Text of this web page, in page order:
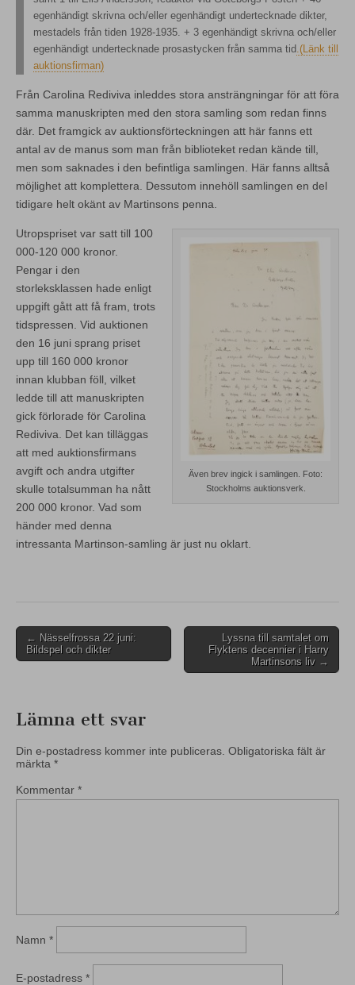
egenhändigt skrivna och/eller egenhändigt undertecknade dikter,
mestadels från tiden 1928-1935. + 3 egenhändigt skrivna och/eller
egenhändigt undertecknade prosastycken från samma tid .(Länk till
auktionsfirman)
Från Carolina Rediviva inleddes stora ansträngningar för att föra
samma manuskripten med den stora samling som redan finns
där. Det framgick av auktionsförteckningen att här fanns ett
antal av de manus som man från biblioteket redan kände till,
men som saknades i den befintliga samlingen. Här fanns alltså
möjlighet att komplettera. Dessutom innehöll samlingen en del
tidigare helt okänt av Martinsons penna.
Även brev ingick i samlingen. Foto:
Stockholms auktionsverk.
Utropspriset var satt till 100
000-120 000 kronor.
Pengar i den
storleksklassen hade enligt
uppgift gått att få fram, trots
tidspressen. Vid auktionen
den 16 juni sprang priset
upp till 160 000 kronor
innan klubban föll, vilket
ledde till att manuskripten
gick förlorade för Carolina
Rediviva. Det kan tilläggas
att med auktionsfirmans
avgift och andra utgifter
skulle totalsumman ha nått
200 000 kronor. Vad som
händer med denna
intressanta Martinson-samling är just nu oklart.
Post
navigation
← Nässelfrossa 22 juni:
Bildspel och dikter
Lyssna till samtalet om
Flyktens decennier i Harry
Martinsons liv →
Lämna ett svar
Din e-postadress kommer inte publiceras. Obligatoriska fält är
märkta *
Kommentar *
Namn *
E-postadress *